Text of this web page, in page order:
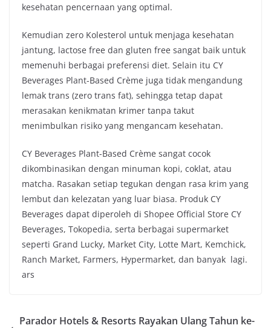
kesehatan pencernaan yang optimal.
Kemudian zero Kolesterol untuk menjaga kesehatan
jantung, lactose free dan gluten free sangat baik untuk
memenuhi berbagai preferensi diet. Selain itu CY
Beverages Plant-Based Crème juga tidak mengandung
lemak trans (zero trans fat), sehingga tetap dapat
merasakan kenikmatan krimer tanpa takut
menimbulkan risiko yang mengancam kesehatan.
CY Beverages Plant-Based Crème sangat cocok
dikombinasikan dengan minuman kopi, coklat, atau
matcha. Rasakan setiap tegukan dengan rasa krim yang
lembut dan kelezatan yang luar biasa. Produk CY
Beverages dapat diperoleh di Shopee Official Store CY
Beverages, Tokopedia, serta berbagai supermarket
seperti Grand Lucky, Market City, Lotte Mart, Kemchick,
Ranch Market, Farmers, Hypermarket, dan banyak lagi.
ars
Parador Hotels & Resorts Rayakan Ulang Tahun ke-